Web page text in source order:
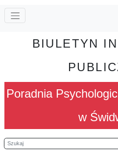
BIULETYN
Poradnia
w
Szukaj